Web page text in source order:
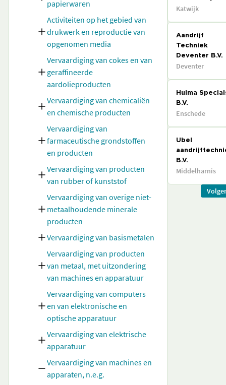
papierwaren
Activiteiten op het gebied van
drukwerk en reproductie van
opgenomen media
Vervaardiging van cokes en van
geraffineerde
aardolieproducten
Vervaardiging van chemicaliën
en chemische producten
Vervaardiging van
farmaceutische grondstoffen
en producten
Vervaardiging van producten
van rubber of kunststof
Vervaardiging van overige niet-
metaalhoudende minerale
producten
Vervaardiging van basismetalen
Vervaardiging van producten
van metaal, met uitzondering
van machines en apparatuur
Vervaardiging van computers
en van elektronische en
optische apparatuur
Vervaardiging van elektrische
apparatuur
Vervaardiging van machines en
apparaten, n.e.g.
Katwijk
Aandrijf
Techniek
Deventer B.V.
Deventer
Huima
B.V.
Enschede
Ubel
B.V.
Middelharnis